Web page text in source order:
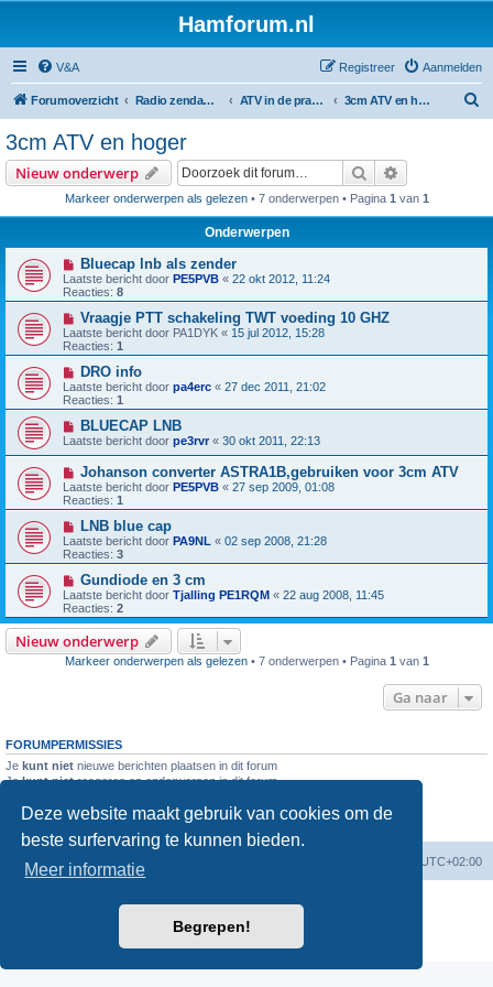
Deze website maakt gebruik van cookies om de
beste surfervaring te kunnen bieden.
Meer informatie
Begrepen!
Hamforum.nl
V&A Aanmelden
Registreer
Forumoverzicht Radio zendamateur, luisteramateur en elektronica zelfbouw ATV in de praktijk en zelfbouw 3cm ATV en hoger
3cm ATV en hoger
Nieuw onderwerp Zoek
Markeer onderwerpen als gelezen• 7 onderwerpen • Pagina 1 van 1
Onderwerpen
Bluecap lnb als zender
Laatste bericht door PE5PVB « 22 okt 2012, 11:24
Reacties: 8
Vraagje PTT schakeling TWT voeding 10 GHZ
Laatste bericht door PA1DYK « 15 jul 2012, 15:28
Reacties: 1
DRO info
Laatste bericht door pa4erc « 27 dec 2011, 21:02
Reacties: 1
BLUECAP LNB
Laatste bericht door pe3rvr « 30 okt 2011, 22:13
Johanson converter ASTRA1B,gebruiken voor 3cm ATV
Laatste bericht door PE5PVB « 27 sep 2009, 01:08
Reacties: 1
LNB blue cap
Laatste bericht door PA9NL « 02 sep 2008, 21:28
Reacties: 3
Gundiode en 3 cm
Laatste bericht door Tjalling PE1RQM « 22 aug 2008, 11:45
Reacties: 2
Nieuw onderwerp
Markeer onderwerpen als gelezen• 7 onderwerpen • Pagina 1 van 1
Ga naar
FORUMPERMISSIES
Je kunt niet nieuwe berichten plaatsen in dit forum
Jekunt nietreageren op onderwerpen in dit forum
kunt nietje eigen berichten verwijderen in dit forum
bijlagen plaatsen in dit forum
Forumoverzicht UTC+02:00
Nederlandse vertaling door